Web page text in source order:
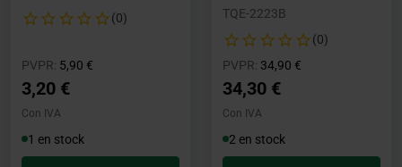
(0)
PVPR: Precio rebajado desde
5,90 €
3,20 €
Con IVA
1 en stock
TQE-2223B
(0)
PVPR: Precio rebajado desde
34,90 €
34,30 €
Con IVA
2 en stock